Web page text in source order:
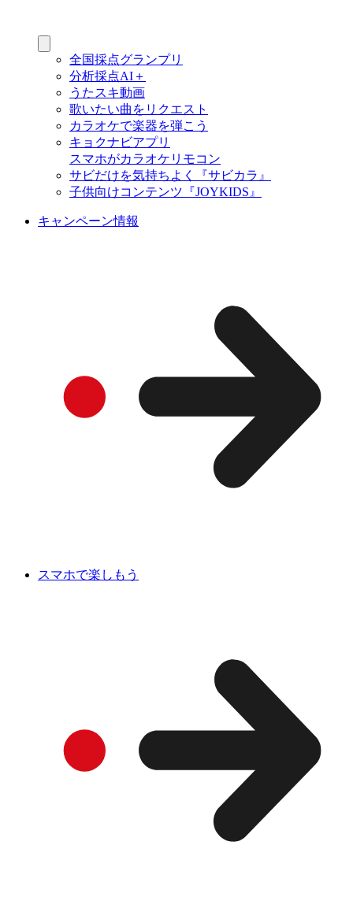
全国採点グランプリ
分析採点AI＋
うたスキ動画
歌いたい曲をリクエスト
カラオケで楽器を弾こう
キョクナビアプリ
スマホがカラオケリモコン
サビだけを気持ちよく『サビカラ』
子供向けコンテンツ『JOYKIDS』
キャンペーン情報
スマホで楽しもう